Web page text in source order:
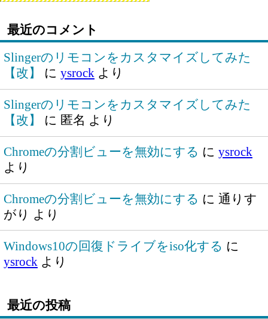
最近のコメント
Slingerのリモコンをカスタマイズしてみた
【改】
に ysrockより
Slingerのリモコンをカスタマイズしてみた
【改】
に 匿名 より
Chromeの分割ビューを無効にする に ysrock
より
Chromeの分割ビューを無効にする に 通りす
がり より
Windows10の回復ドライブをiso化する に
ysrockより
最近の投稿